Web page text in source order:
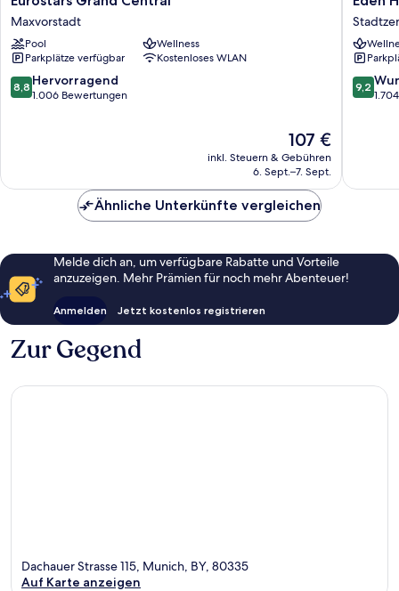
Grand
Central
Maxvorstadt
Maxvorstadt
Pool
Wellness
Parkplätze verfügbar
Kostenloses WLAN
8.8
von
8,8 Hervorragend
1.006 Bewertungen
Der
Preis
beträgt
107 €
inkl. Steuern & Gebühren
6. Sept.–7. Sept.
Hotel
Wolff
von
9.2
von
9,2
Ähnliche Unterkünfte vergleichen
Melde dich an, um verfügbare Rabatte und Vorteile
anzuzeigen. Mehr Prämien für noch mehr Abenteuer!
Anmelden Jetzt kostenlos registrieren
Zur Gegend
Dachauer Strasse 115, Munich, BY, 80335
Auf Karte anzeigen